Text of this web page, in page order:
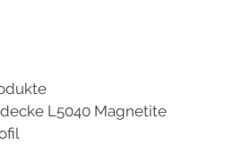
L5040 Magnetite